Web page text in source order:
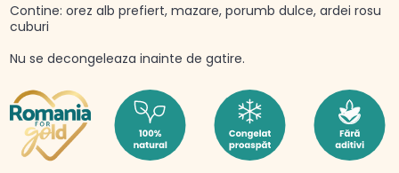
Contine: orez alb prefiert, mazare, porumb dulce, ardei rosu
cuburi
Nu se decongeleaza inainte de gatire.